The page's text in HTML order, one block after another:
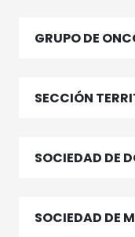
GRUPO DE
SECCIÓN
SOCIEDAD DE
SOCIEDAD DE